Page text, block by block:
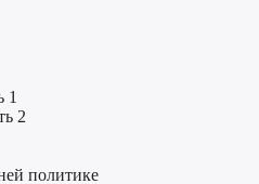
1
2
политике